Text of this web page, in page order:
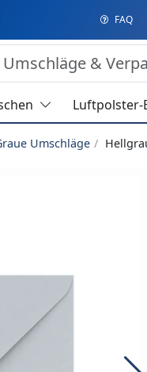
FAQ
Luftpolster-
Umschläge